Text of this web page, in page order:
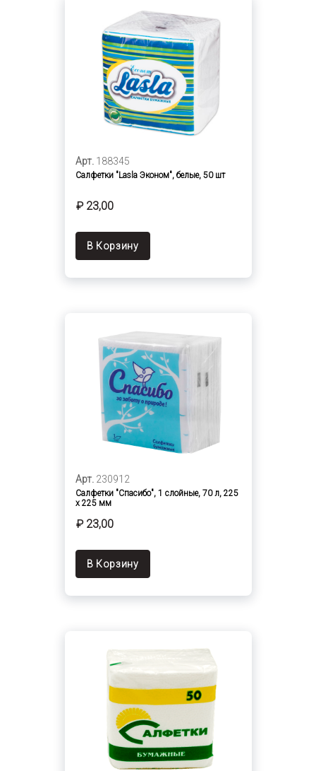
Арт. 188345
Салфетки "Lasla Эконом", белые, 50 шт
₽ 23,00
В Корзину
Арт. 230912
Салфетки "Спасибо", 1 слойные, 70 л, 225
х 225 мм
₽ 23,00
В Корзину